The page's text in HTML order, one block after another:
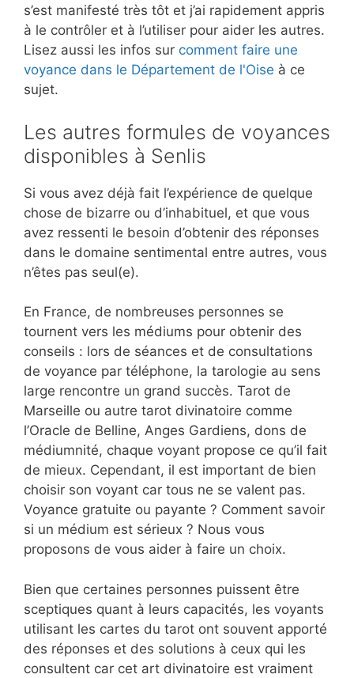
s’est manifesté très tôt et j’ai rapidement appris
à le contrôler et à l’utiliser pour aider les autres.
Lisez aussi les infos sur comment faire une
voyance dans le Département de l'Oise à ce
sujet.
Les autres formules de voyances
disponibles à Senlis
Si vous avez déjà fait l’expérience de quelque
chose de bizarre ou d’inhabituel, et que vous
avez ressenti le besoin d’obtenir des réponses
dans le domaine sentimental entre autres, vous
n’êtes pas seul(e).
En France, de nombreuses personnes se
tournent vers les médiums pour obtenir des
conseils : lors de séances et de consultations
de voyance par téléphone, la tarologie au sens
large rencontre un grand succès. Tarot de
Marseille ou autre tarot divinatoire comme
l’Oracle de Belline, Anges Gardiens, dons de
médiumnité, chaque voyant propose ce qu’il fait
de mieux. Cependant, il est important de bien
choisir son voyant car tous ne se valent pas.
Voyance gratuite ou payante ? Comment savoir
si un médium est sérieux ? Nous vous
proposons de vous aider à faire un choix.
Bien que certaines personnes puissent être
sceptiques quant à leurs capacités, les voyants
utilisant les cartes du tarot ont souvent apporté
des réponses et des solutions à ceux qui les
consultent car cet art divinatoire est vraiment